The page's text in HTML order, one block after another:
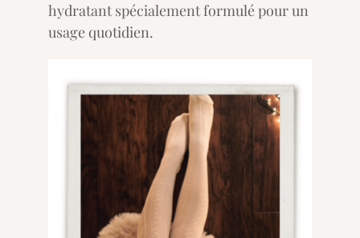
hydratant spécialement formulé pour un
usage quotidien.